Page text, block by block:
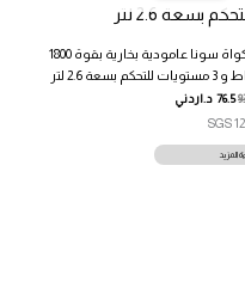
مكواة سونا عامودية بخارية بقوة 1800
للتحكم بسعة 2.6 لتر
76.5 د.اردني
SGS
المزيد